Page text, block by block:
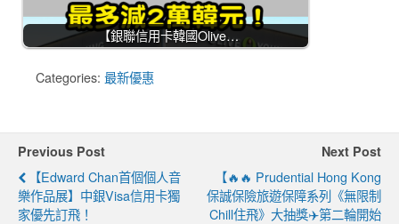
【銀聯信用卡韓國Olive…
Categories: 最新優惠
Previous Post
【Edward Chan首個個人音
樂作品展】中銀Visa信用卡獨
家優先訂飛！
Next Post
【🔥🔥 Prudential Hong Kong
保誠保險旅遊保障系列《無限制
Chill住飛》大抽獎✈️第二輪開始